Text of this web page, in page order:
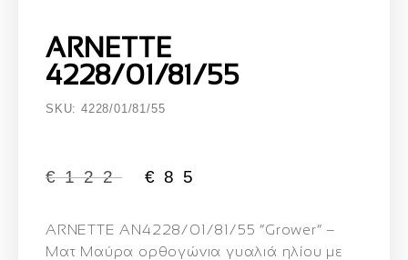
ARNETTE
4228/01/81/55
SKU: 4228/01/81/55
€122 € 85
ARNETTE AN4228/01/81/55 “Grower” –
Ματ Μαύρα ορθογώνια γυαλιά ηλίου με